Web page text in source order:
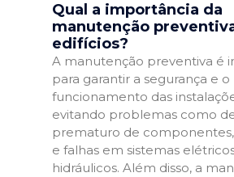
Qual a importância da
manutenção
edifícios?
A manutenção preventiva é
para garantir a segurança e
funcionamento das
evitando problemas como
prematuro de
e falhas em sistemas
hidráulicos. Além disso, a